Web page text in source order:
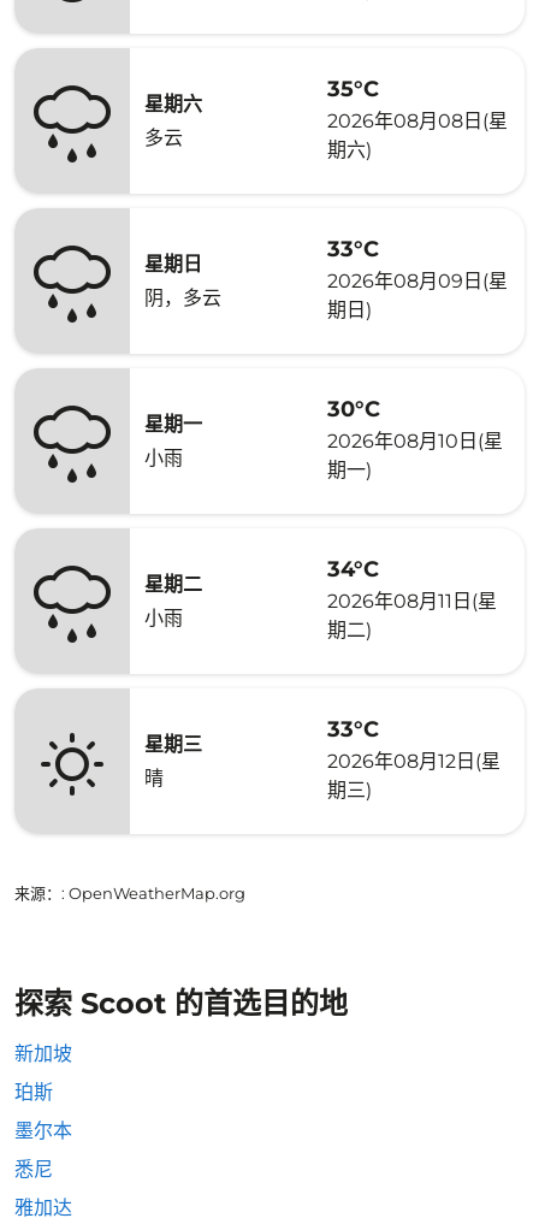
星期六
多云
35°C
2026年08月08日(星
期六)
星期日
阴，多云
33°C
2026年08月09日(星
期日)
星期一
小雨
30°C
2026年08月10日(星
期一)
星期二
小雨
34°C
2026年08月11日(星
期二)
星期三
晴
33°C
2026年08月12日(星
期三)
来源： : OpenWeatherMap.org
探索 Scoot 的首选目的地
新加坡
珀斯
墨尔本
悉尼
雅加达